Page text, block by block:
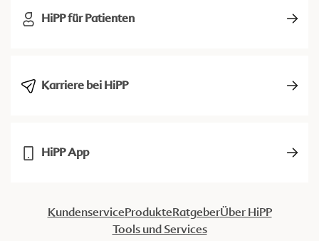
HiPP für Patienten
Karriere bei HiPP
HiPP App
KundenserviceProdukteRatgeberÜber HiPP
Tools und Services